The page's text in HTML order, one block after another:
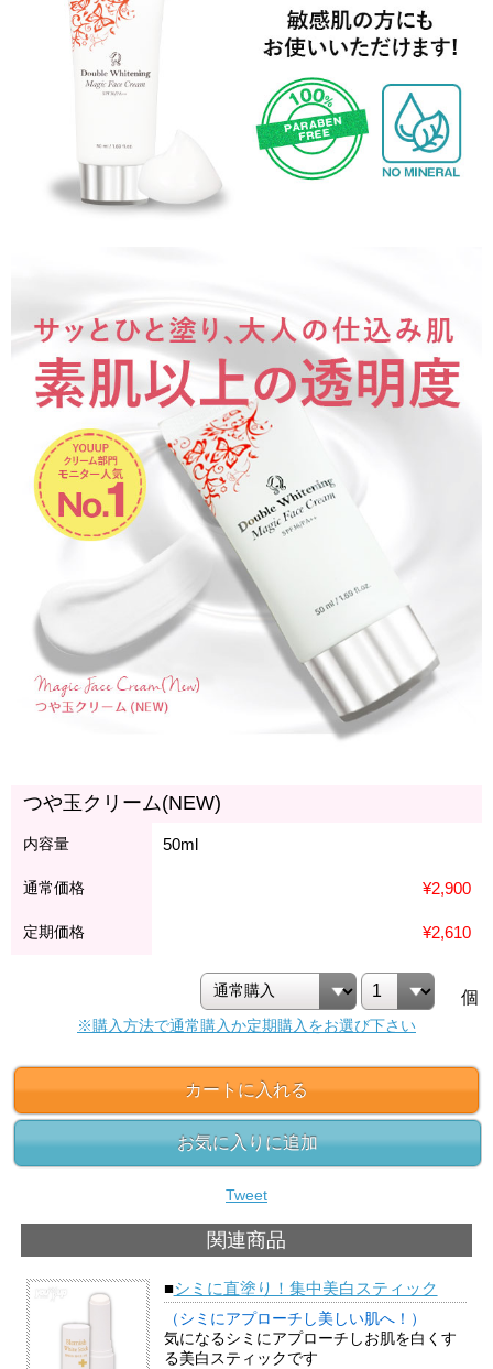
つや玉クリーム(NEW)
内容量 50ml
通常価格 ¥2,900
定期価格 ¥2,610
個
※購入方法で通常購入か定期購入をお選び下さい
カートに入れる
お気に入りに追加
Tweet
関連商品
■シミに直塗り！集中美白スティック
（シミにアプローチし美しい肌へ！）
気になるシミにアプローチしお肌を白くす
る美白スティックです